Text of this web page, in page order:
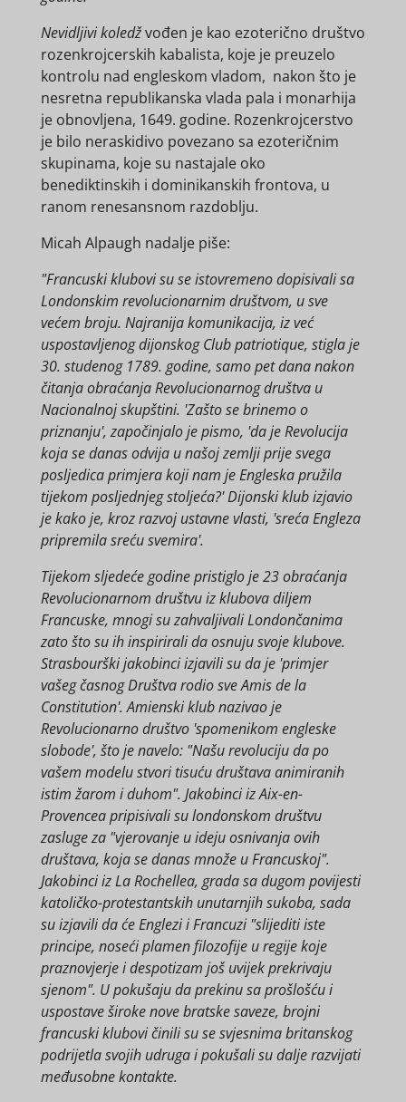
Nevidljivi koledžvođen je kao ezoterično društvo
rozenkrojcerskih kabalista, koje je preuzelo
kontrolu nad engleskom vladom, nakon što je
nesretna republikanska vlada pala i monarhija
je obnovljena, 1649. godine. Rozenkrojcerstvo
je bilo neraskidivo povezano sa ezoteričnim
skupinama, koje su nastajale oko
benediktinskih i dominikanskih frontova, u
ranom renesansnom razdoblju.
Micah Alpaugh nadalje piše:
"Francuski klubovi su se istovremeno dopisivali sa
Londonskim revolucionarnim društvom, u sve
većem broju. Najranija komunikacija, iz već
uspostavljenog dijonskog Club patriotique, stigla je
30. studenog 1789. godine, samo pet dana nakon
čitanja obraćanja Revolucionarnog društva u
Nacionalnoj skupštini. 'Zašto se brinemo o
priznanju', započinjalo je pismo, 'da je Revolucija
koja se danas odvija u našoj zemlji prije svega
posljedica primjera koji nam je Engleska pružila
tijekom posljednjeg stoljeća?' Dijonski klub izjavio
je kako je, kroz razvoj ustavne vlasti, 'sreća Engleza
pripremila sreću svemira'.
Tijekom sljedeće godine pristiglo je 23 obraćanja
Revolucionarnom društvu iz klubova diljem
Francuske, mnogi su zahvaljivali Londončanima
zato što su ih inspirirali da osnuju svoje klubove.
Strasbourški jakobinci izjavili su da je 'primjer
vašeg časnog Društva rodio sve Amis de la
Constitution'. Amienski klub nazivao je
Revolucionarno društvo 'spomenikom engleske
slobode', što je navelo: "Našu revoluciju da po
vašem modelu stvori tisuću društava animiranih
istim žarom i duhom". Jakobinci iz Aix-en-
Provencea pripisivali su londonskom društvu
zasluge za "vjerovanje u ideju osnivanja ovih
društava, koja se danas množe u Francuskoj".
Jakobinci iz La Rochellea, grada sa dugom povijesti
katoličko-protestantskih unutarnjih sukoba, sada
su izjavili da će Englezi i Francuzi "slijediti iste
principe, noseći plamen filozofije u regije koje
praznovjerje i despotizam još uvijek prekrivaju
sjenom". U pokušaju da prekinu sa prošlošću i
uspostave široke nove bratske saveze, brojni
francuski klubovi činili su se svjesnima britanskog
podrijetla svojih udruga i pokušali su dalje razvijati
međusobne kontakte.